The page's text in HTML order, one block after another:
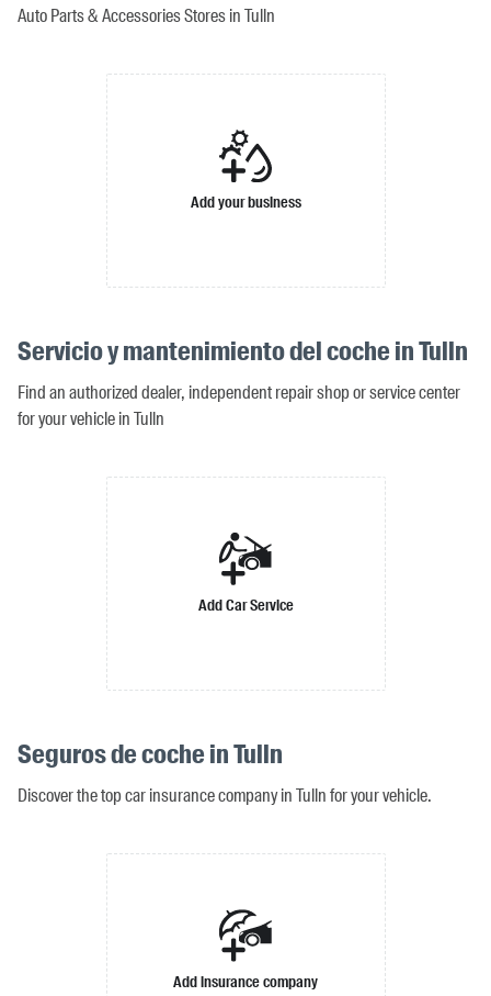
Auto Parts & Accessories Stores in Tulln
Add your business
Servicio y mantenimiento del coche in Tulln
Find an authorized dealer, independent repair shop or service center
for your vehicle in Tulln
Add Car Service
Seguros de coche in Tulln
Discover the top car insurance company in Tulln for your vehicle.
Add insurance company